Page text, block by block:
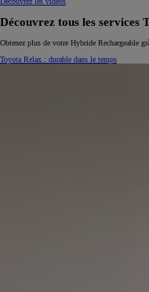
Découvrez tous les services
Obtenez plus de votre Hybride Rechargeable
Toyota Relax : durable dans le temps